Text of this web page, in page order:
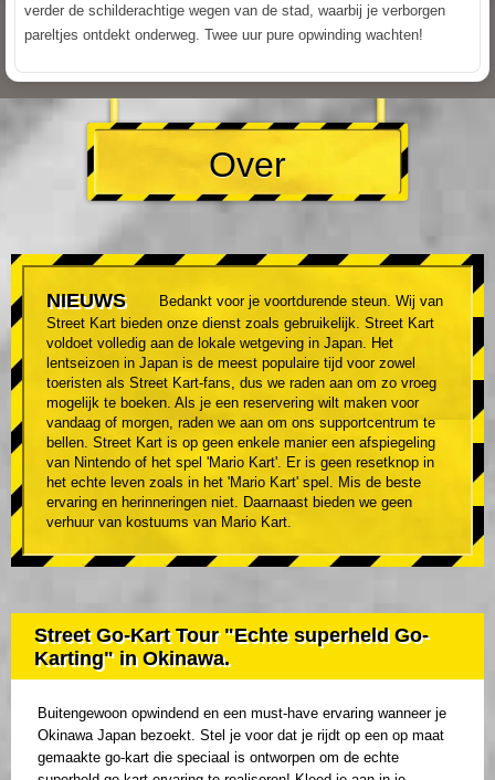
verder de schilderachtige wegen van de stad, waarbij je verborgen
pareltjes ontdekt onderweg. Twee uur pure opwinding wachten!
Over
NIEUWS
Bedankt voor je voortdurende steun. Wij van
Street Kart bieden onze dienst zoals gebruikelijk. Street Kart
voldoet volledig aan de lokale wetgeving in Japan. Het
lentseizoen in Japan is de meest populaire tijd voor zowel
toeristen als Street Kart-fans, dus we raden aan om zo vroeg
mogelijk te boeken. Als je een reservering wilt maken voor
vandaag of morgen, raden we aan om ons supportcentrum te
bellen. Street Kart is op geen enkele manier een afspiegeling
van Nintendo of het spel 'Mario Kart'. Er is geen resetknop in
het echte leven zoals in het 'Mario Kart' spel. Mis de beste
ervaring en herinneringen niet. Daarnaast bieden we geen
verhuur van kostuums van Mario Kart.
Street Go-Kart Tour "Echte superheld Go-
Karting" in Okinawa.
Buitengewoon opwindend en een must-have ervaring wanneer je
Okinawa Japan bezoekt. Stel je voor dat je rijdt op een op maat
gemaakte go-kart die speciaal is ontworpen om de echte